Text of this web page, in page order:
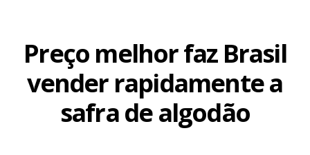
Preço melhor faz Brasil
vender rapidamente a
safra de algodão